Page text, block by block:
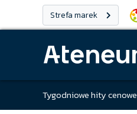
Strefa marek
Tygodniowe hity cenowe